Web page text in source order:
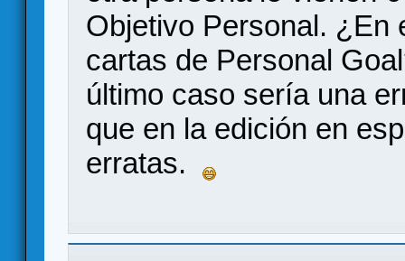
Objetivo Personal. ¿En
cartas de Personal
último caso sería una
que en la edición en
erratas.